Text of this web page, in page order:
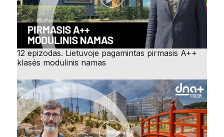
12 epizodas. Lietuvoje pagamintas pirmasis A++
klasės modulinis namas